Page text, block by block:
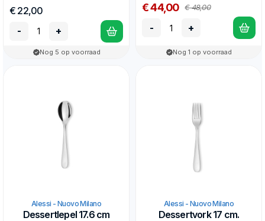
€ 22,00
-
+
Nog 5 op voorraad
€ 44,00 € 48,00
- +
Nog 1 op voorraad
Alessi - Nuovo Milano
Dessertlepel 17.6 cm
Alessi - Nuovo Milano
Dessertvork 17 cm.